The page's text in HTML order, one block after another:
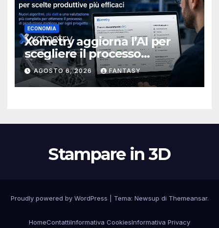
ECONOMIA
Xometry aggiorna l’AI per
scegliere il processo
produttivo più adatto
AGOSTO 6, 2026 FANTASY
Stampare in 3D
Proudly powered by WordPress Tema: Newsup di Themeansar.
HomeContattiInformativa CookiesInformativa Privacy